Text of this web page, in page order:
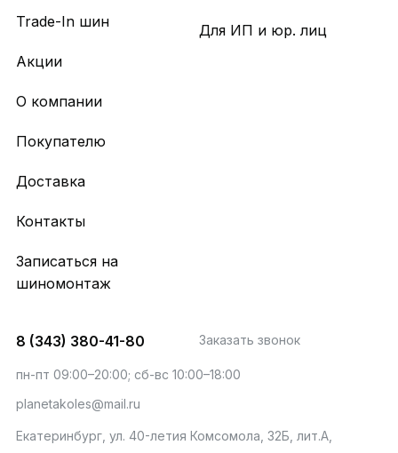
Trade-In шин
Акции
Для ИП и юр. лиц
О компании
Покупателю
Доставка
Контакты
Записаться на
шиномонтаж
8 (343) 380-41-80 Заказать звонок
пн-пт 09:00–20:00; сб-вс 10:00–18:00
planetakoles@mail.ru
Екатеринбург, ул. 40-летия Комсомола, 32Б, лит.А,